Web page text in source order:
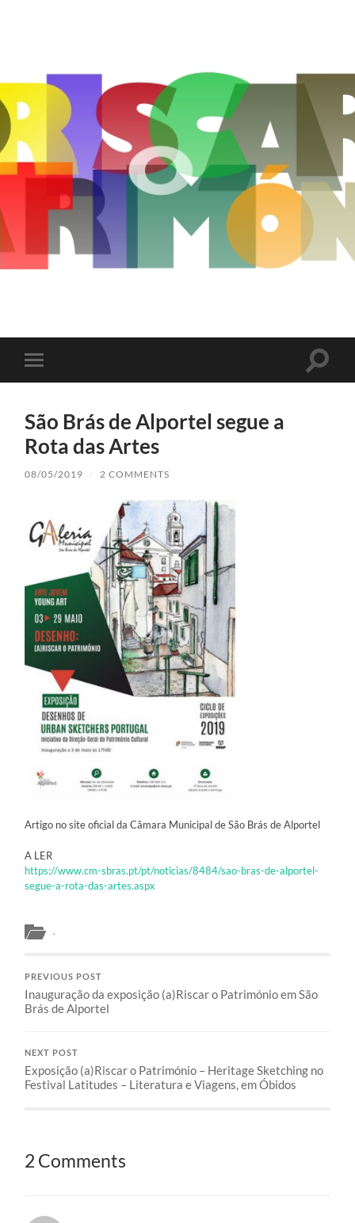
Toggle
mobile
Toggle
São Brás de Alportel segue a
Rota das Artes
08/05/2019 / 2 COMMENTS
Artigo no site oficial da Câmara Municipal de São Brás de Alportel
A LER
https://www.cm-sbras.pt/pt/noticias/8484/sao-bras-de-alportel-
segue-a-rota-das-artes.aspx
.
PREVIOUS POST
Inauguração da exposição (a)Riscar o Património em São
Brás de Alportel
NEXT POST
Exposição (a)Riscar o Património – Heritage Sketching no
Festival Latitudes – Literatura e Viagens, em Óbidos
2 Comments